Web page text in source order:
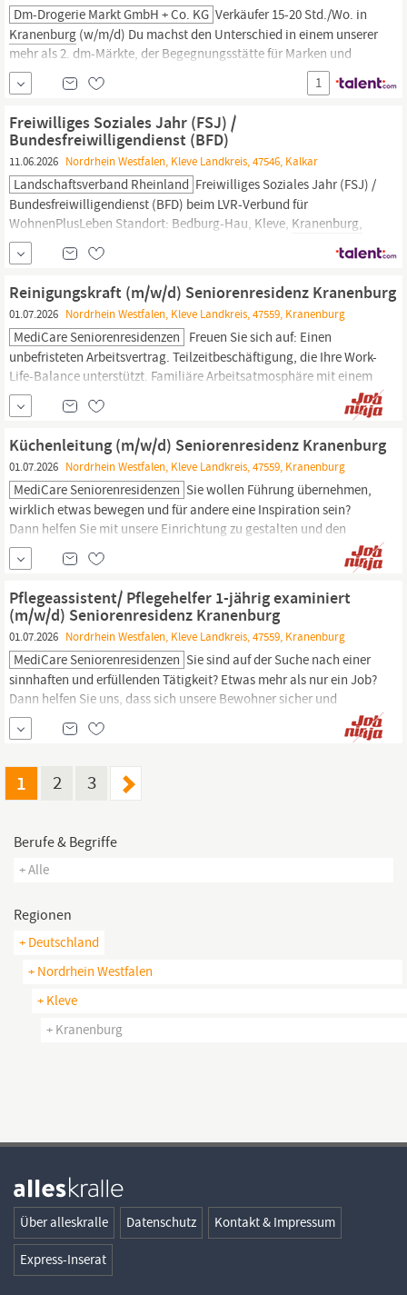
Dm-Drogerie Markt GmbH + Co. KG Verkäufer 15-20 Std./Wo. in
Kranenburg (w/m/d) Du machst den Unterschied in einem unserer
mehr als 2. dm-Märkte, der Begegnungsstätte für Marken und
Menschen. Als Verkäufer hast Du immer ein offenes Ohr für die
Wünsche unserer Kunden. Neben Deinem Wissen rund um das
dm-Sortiment überzeugst Du mit kompetenter Beratung und
machst als
1
Freiwilliges Soziales Jahr (FSJ) /
Bundesfreiwilligendienst (BFD)
11.06.2026 Nordrhein Westfalen, Kleve Landkreis, 47546, Kalkar
Landschaftsverband Rheinland Freiwilliges Soziales Jahr (FSJ) /
Bundesfreiwilligendienst (BFD) beim LVR-Verbund für
WohnenPlusLeben Standort: Bedburg-Hau, Kleve, Kranenburg,
Kalkar-Grieth Einsatzstelle: LVR-Verbund für WohnenPlusLeben
Arbeitszeit: Voll-/ oder Teilzeit befristet für 6 - 18 Monate
Besetzungsstart: nächstmöglich Bewerbungsfrist: 31.03. Das sind
Deine Aufgaben Du
Reinigungskraft (m/w/d) Seniorenresidenz Kranenburg
01.07.2026 Nordrhein Westfalen, Kleve Landkreis, 47559, Kranenburg
MediCare Seniorenresidenzen Freuen Sie sich auf: Einen
unbefristeten Arbeitsvertrag. Teilzeitbeschäftigung, die Ihre Work-
Life-Balance unterstützt. Familiäre Arbeitsatmosphäre mit einem
engagierten Team. JobRad. Attraktive Vergütung und
Urlaubsregelungen. Möglichkeiten zur Teilnahme an
Fortbildungsmaßnahmen. Gut erreichbarer Arbeitsplatz im
Herzen vonKranenburg.Ihre Aufgaben:
Küchenleitung (m/w/d) Seniorenresidenz Kranenburg
01.07.2026 Nordrhein Westfalen, Kleve Landkreis, 47559, Kranenburg
MediCare Seniorenresidenzen Sie wollen Führung übernehmen,
wirklich etwas bewegen und für andere eine Inspiration sein?
Dann helfen Sie mit unsere Einrichtung zu gestalten und den
Bewohnern und Mitarbeitern ein Lächeln auf das Gesicht zu
zaubern. Bei uns könne Sie Verantwortung übernehmen und
einen Unterschied machen. Wir bieten Ihnen: Unbefristeter
Arbeitsvertrag Familienfreundlicher Arbeitgeber...
Pflegeassistent/ Pflegehelfer 1-jährig examiniert
(m/w/d) Seniorenresidenz Kranenburg
01.07.2026 Nordrhein Westfalen, Kleve Landkreis, 47559, Kranenburg
MediCare Seniorenresidenzen Sie sind auf der Suche nach einer
sinnhaften und erfüllenden Tätigkeit? Etwas mehr als nur ein Job?
Dann helfen Sie uns, dass sich unsere Bewohner sicher und
geborgen bis hin ins hohe Alter fühlen. Wir bieten Ihnen:
Unbefristeter Arbeitsvertrag Familienfreundlicher Arbeitgeber
Option die 3- jährige Ausbildung...
1 2 3
Berufe & Begriffe
+ Alle
Regionen
+ Deutschland
+ Nordrhein Westfalen
+ Kleve
+ Kranenburg
Über alleskralle Datenschutz Kontakt & Impressum
Express-Inserat